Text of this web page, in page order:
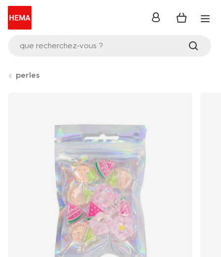
que recherchez-vous ?
se
perles